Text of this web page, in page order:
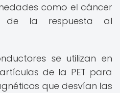
como el cáncer
de la respuesta al
se utilizan en
de la PET para
que desvían las